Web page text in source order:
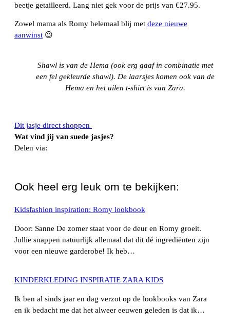
beetje getailleerd. Lang niet gek voor de prijs van €27.95.
Zowel mama als Romy helemaal blij met deze nieuwe
aanwinst 😉
Shawl is van de Hema (ook erg gaaf in combinatie met
een fel gekleurde shawl). De laarsjes komen ook van de
Hema en het uilen t-shirt is van Zara.
Dit jasje direct shoppen
Wat vind jij van suede jasjes?
Delen via:
Ook heel erg leuk om te bekijken:
Kidsfashion inspiration: Romy lookbook
Door: Sanne De zomer staat voor de deur en Romy groeit.
Jullie snappen natuurlijk allemaal dat dit dé ingrediënten zijn
voor een nieuwe garderobe! Ik heb…
KINDERKLEDING INSPIRATIE ZARA KIDS
Ik ben al sinds jaar en dag verzot op de lookbooks van Zara
en ik bedacht me dat het alweer eeuwen geleden is dat ik…